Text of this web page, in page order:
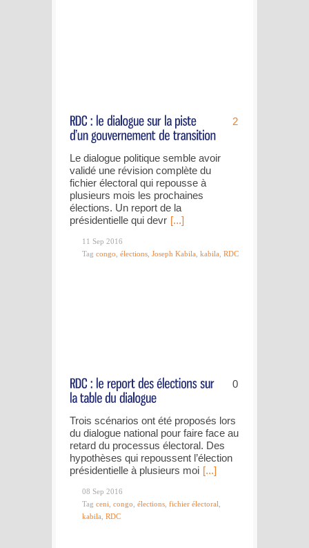
2
Le dialogue politique semble avoir
validé une révision complète du
fichier électoral qui repousse à
plusieurs mois les prochaines
élections. Un report de la
présidentielle qui devr [...]
11 Sep 2016
Tag congo élections Joseph Kabila kabila RDC
0
Trois scénarios ont été proposés lors
du dialogue national pour faire face au
retard du processus électoral. Des
hypothèses qui repoussent l’élection
présidentielle à plusieurs moi [...]
08 Sep 2016
Tag ceni congo élections fichier électoral
kabila RDC